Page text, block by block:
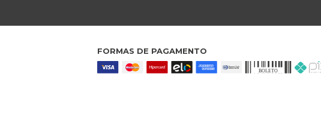
FORMAS DE PAGAMENTO